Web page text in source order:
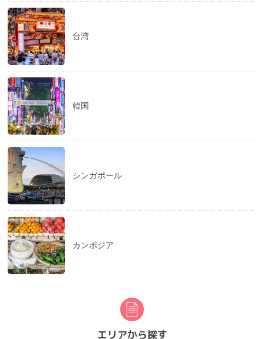
台湾
韓国
シンガポール
カンボジア
エリアから探す